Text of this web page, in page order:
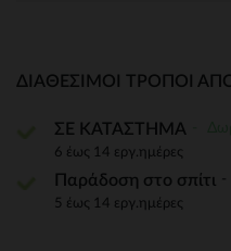
ΔΙΑΘΈΣΙΜΟΙ ΤΡΌΠΟΙ
ΣΕ ΚΑΤΑΣΤΗΜΑ
6 έως 14 εργ.ημέρες
Παράδοση στο σπίτι
5 έως 14 εργ.ημέρες